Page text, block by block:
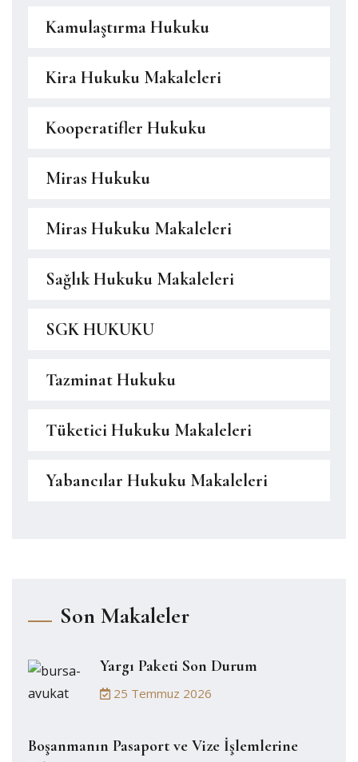
Kamulaştırma Hukuku
Kira Hukuku Makaleleri
Kooperatifler Hukuku
Miras Hukuku
Miras Hukuku Makaleleri
Sağlık Hukuku Makaleleri
SGK HUKUKU
Tazminat Hukuku
Tüketici Hukuku Makaleleri
Yabancılar Hukuku Makaleleri
Son Makaleler
Yargı Paketi Son Durum
25 Temmuz 2026
Boşanmanın Pasaport ve Vize İşlemlerine